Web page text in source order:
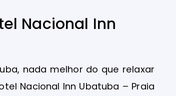
Nacional Inn
nada melhor do que relaxar
Nacional Inn Ubatuba – Praia